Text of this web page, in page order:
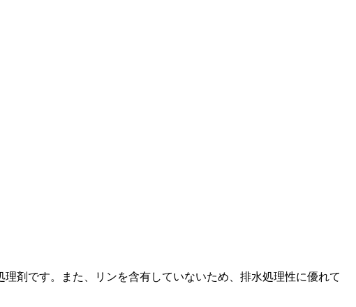
剤です。また、リンを含有していないため、排水処理性に優れて